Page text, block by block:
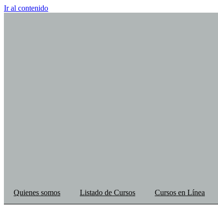
Ir al contenido
Quienes somos Listado de Cursos Cursos en Línea